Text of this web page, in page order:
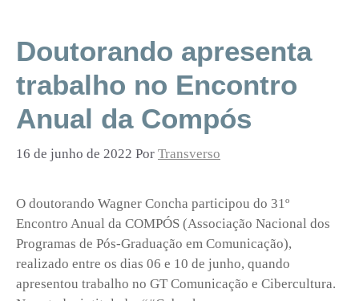
Doutorando apresenta
trabalho no Encontro
Anual da Compós
16 de junho de 2022 Por Transverso
O doutorando Wagner Concha participou do 31º
Encontro Anual da COMPÓS (Associação Nacional dos
Programas de Pós-Graduação em Comunicação),
realizado entre os dias 06 e 10 de junho, quando
apresentou trabalho no GT Comunicação e Cibercultura.